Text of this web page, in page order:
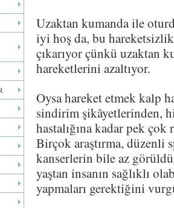
Uzaktan kumanda ile
iyi hoş da, bu
çıkarıyor çünkü uzaktan
hareketlerini azaltıyor.
Oysa hareket etmek kalp
sindirim şikâyetlerinden,
hastalığına kadar pek çok
Birçok araştırma, düzenli
kanserlerin bile az
yaştan insanın sağlıklı
yapmaları gerektiğini